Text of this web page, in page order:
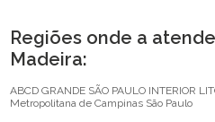
Regiões onde a
Madeira:
ABCD GRANDE SÃO PAULO INTERIOR
Metropolitana de Campinas São Paulo